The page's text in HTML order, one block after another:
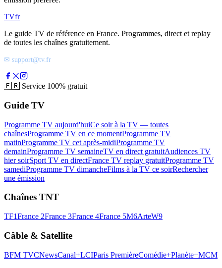
TVfr
Le guide TV de référence en France. Programmes, direct et replay
de toutes les chaînes gratuitement.
✉ support@tv.fr
🇫🇷 Service 100% gratuit
Guide TV
Programme TV aujourd'huiCe soir à la TV — toutes
chaînesProgramme TV en ce momentProgramme TV
matinProgramme TV cet après-midiProgramme TV
demainProgramme TV semaineTV en direct gratuitAudiences TV
hier soirSport TV en directFrance TV replay gratuitProgramme TV
samediProgramme TV dimancheFilms à la TV ce soirRechercher
une émission
Chaînes TNT
TF1France 2France 3France 4France 5M6ArteW9
Câble & Satellite
BFM TVCNewsCanal+LCIParis PremièreComédie+Planète+MCM